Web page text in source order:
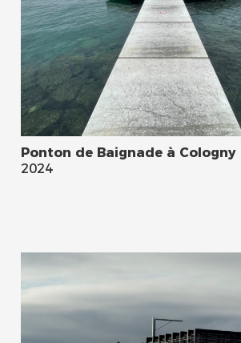
Ponton de Baignade à Cologny
2024